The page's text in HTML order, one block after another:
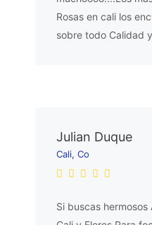
Rosas en cali los
sobre todo Calidad
Julian Duque
Cali, Co
Si buscas hermosos